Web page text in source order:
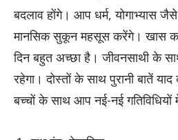
बदलाव होंगे। आप धर्म, योगाभ्यास
मानसिक सुकून महसूस करेंगे। खास
दिन बहुत अच्छा है। जीवनसाथी के
रहेगा। दोस्तों के साथ पुरानी बातें
बच्चों के साथ आप नई-नई गतिविधियों